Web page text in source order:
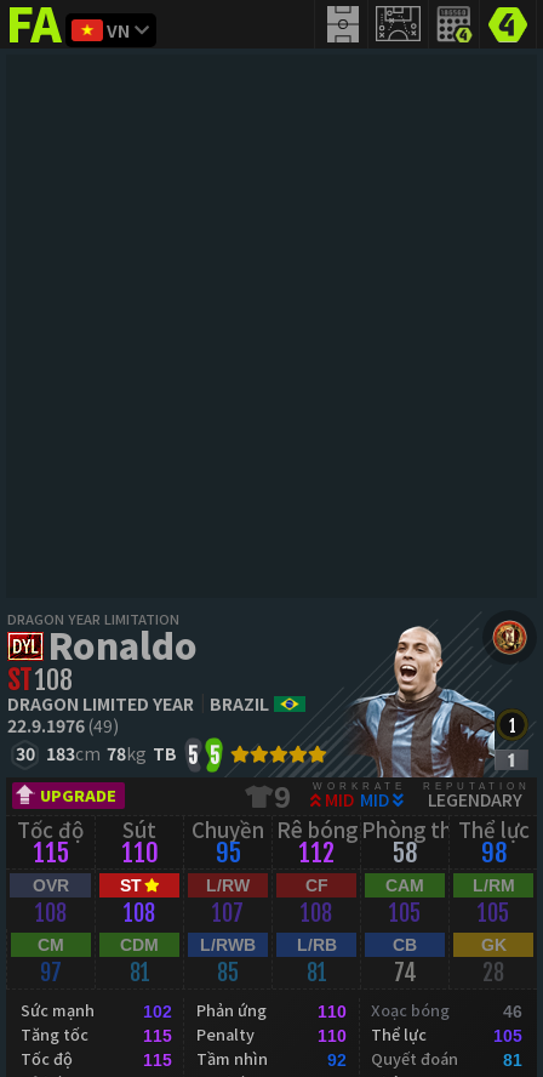
FIFAaddict
VN
DRAGON YEAR LIMITATION
Ronaldo
ST108
DRAGON LIMITED YEAR
BRAZIL
22.9.1976(49)
30 183cm 78kg TB 5 5
UPGRADE 9 WORKRATE
MID MID
REPUTATION
LEGENDARY
Tốc độ
115
Sút
110
Chuyền
95
Rê bóng
112
Phòng thủ
58
Thể lực
98
OVR
108
ST
108
L/RW
107
CF
108
CAM
105
L/RM
105
CM
97
CDM
81
L/RWB
85
L/RB
81
CB
74
GK
28
Sức mạnh 102
Tăng tốc 115
Tốc độ 115
Phản ứng 110
Penalty 110
Tầm nhìn 92
Xoạc bóng 46
Thể lực 105
Quyết đoán 81